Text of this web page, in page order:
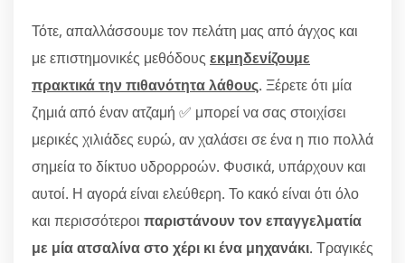
Τότε, απαλλάσσουμε τον πελάτη μας από άγχος και
με επιστημονικές μεθόδους εκμηδενίζουμε
πρακτικά την πιθανότητα λάθους. Ξέρετε ότι μία
ζημιά από έναν ατζαμή ✅ μπορεί να σας στοιχίσει
μερικές χιλιάδες ευρώ, αν χαλάσει σε ένα η πιο πολλά
σημεία το δίκτυο υδρορροών. Φυσικά, υπάρχουν και
αυτοί. Η αγορά είναι ελεύθερη. Το κακό είναι ότι όλο
και περισσότεροι παριστάνουν τον επαγγελματία
με μία ατσαλίνα στο χέρι κι ένα μηχανάκι. Τραγικές